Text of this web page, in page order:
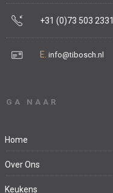
+31 (0)73 503 2331
E. info@tibosch.nl
GA NAAR
Home
Over Ons
Keukens